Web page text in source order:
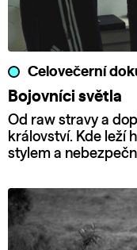
Celovečerní
Bojovníci světla
Od raw stravy a
království. Kde leží
stylem a